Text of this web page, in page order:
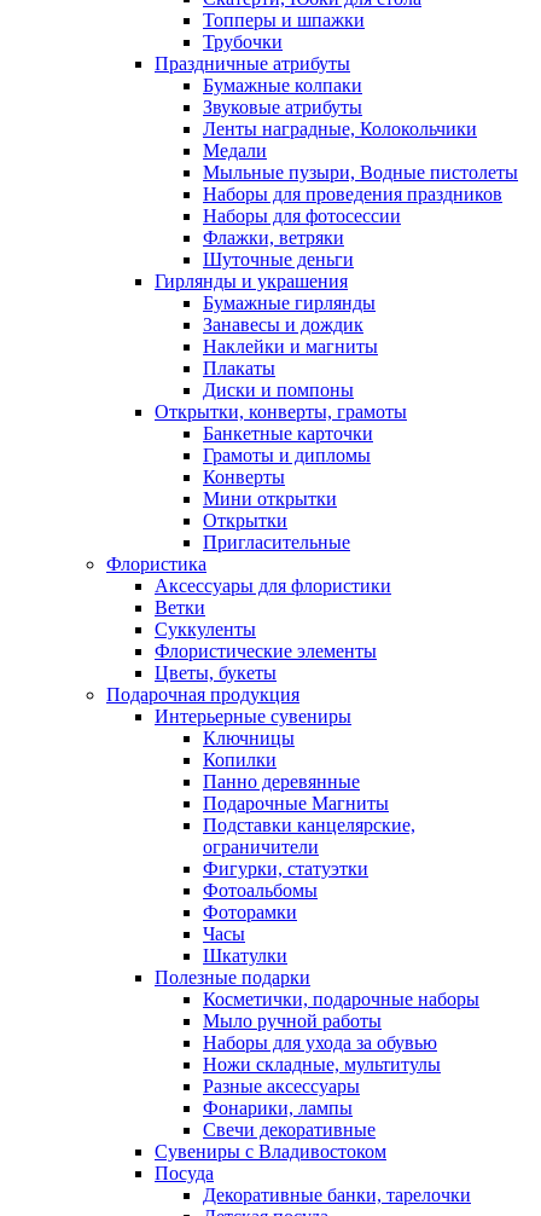
Топперы и шпажки
Трубочки
Праздничные атрибуты
Бумажные колпаки
Звуковые атрибуты
Ленты наградные, Колокольчики
Медали
Мыльные пузыри, Водные пистолеты
Наборы для проведения праздников
Наборы для фотосессии
Флажки, ветряки
Шуточные деньги
Гирлянды и украшения
Бумажные гирлянды
Занавесы и дождик
Наклейки и магниты
Плакаты
Диски и помпоны
Открытки, конверты, грамоты
Банкетные карточки
Грамоты и дипломы
Конверты
Мини открытки
Открытки
Пригласительные
Флористика
Аксессуары для флористики
Ветки
Суккуленты
Флористические элементы
Цветы, букеты
Подарочная продукция
Интерьерные сувениры
Ключницы
Копилки
Панно деревянные
Подарочные Магниты
Подставки канцелярские,
ограничители
Фигурки, статуэтки
Фотоальбомы
Фоторамки
Часы
Шкатулки
Полезные подарки
Косметички, подарочные наборы
Мыло ручной работы
Наборы для ухода за обувью
Ножи складные, мультитулы
Разные аксессуары
Фонарики, лампы
Свечи декоративные
Сувениры с Владивостоком
Посуда
Декоративные банки, тарелочки